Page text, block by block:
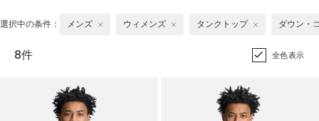
選択中の条件： メンズ ウィメンズ タンクトップ ダウン・
8件 全色表示